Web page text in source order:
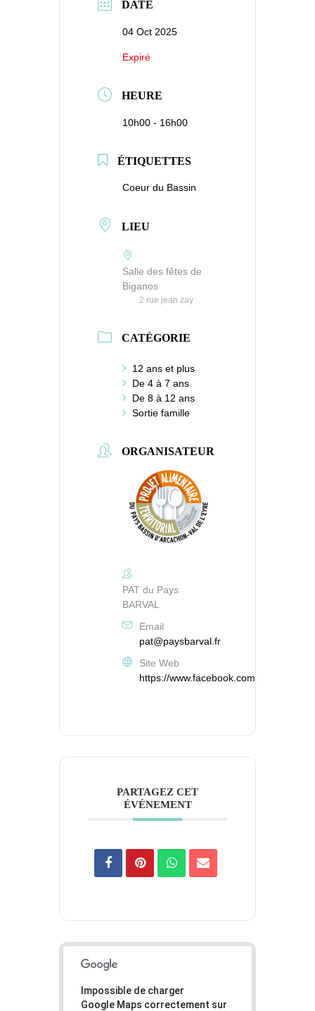
DATE
04 Oct 2025
Expiré
HEURE
10h00 - 16h00
ÉTIQUETTES
Coeur du Bassin
LIEU
Salle des fêtes de
Biganos
2 rue jean zay
CATÉGORIE
12 ans et plus
De 4 à 7 ans
De 8 à 12 ans
Sortie famille
ORGANISATEUR
PAT du Pays
BARVAL
Email
pat@paysbarval.fr
Site Web
https://www.facebook.com/
PARTAGEZ CET
ÉVÉNEMENT
Impossible de charger
Google Maps correctement sur